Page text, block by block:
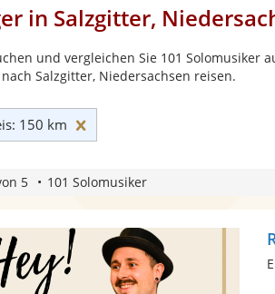
in Salzgitter,
und vergleichen Sie 101 Solomusiker
Salzgitter, Niedersachsen reisen.
150 km
5 101 Solomusiker